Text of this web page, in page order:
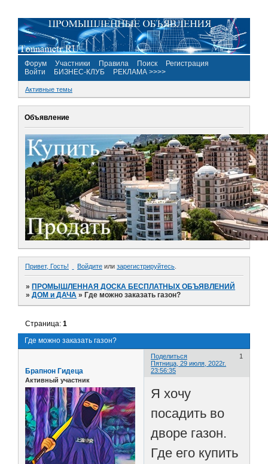
Форум Участники Правила Поиск
Регистрация
Войти
БИЗНЕС-КЛУБ РЕКЛАМА >>>>
Активные темы
Объявление
Привет, Гость! Войдите или зарегистрируйтесь
»ПРОМЫШЛЕННАЯ ДОСКА БЕСПЛАТНЫХ ОБЪЯВЛЕНИЙ
»ДОМ и ДАЧА »Где можно заказать газон?
Где можно заказать газон?
Страница:1
Поделиться
1
Пятница, 29 июля, 2022г.
23:56:35
Брапнон Гидеца
Активный участник
Я хочу
посадить во
дворе газон.
Где его купить